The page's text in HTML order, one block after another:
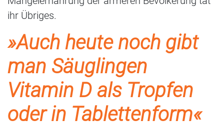
ihr Übriges.
»Auch heute noch gibt
man Säuglingen
Vitamin D als Tropfen
oder in Tablettenform«